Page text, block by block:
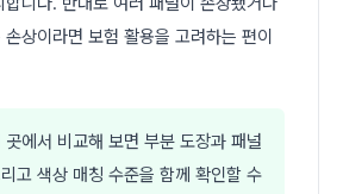
상이라면 보험 활용을 고려하는 편이
곳에서 비교해 보면 부분 도장과 패널
고 색상 매칭 수준을 함께 확인할 수